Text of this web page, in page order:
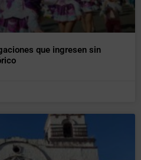
que ingresen sin